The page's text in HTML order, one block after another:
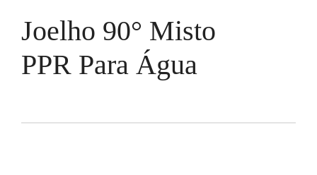
Joelho 90° Misto
PPR Para Água